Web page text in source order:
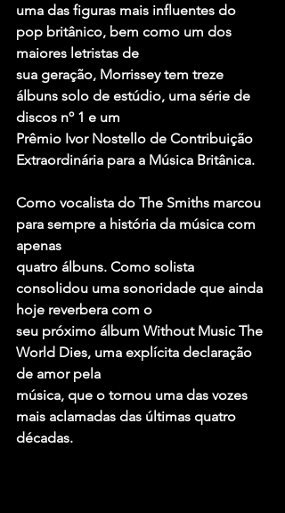
uma das figuras mais influentes do
pop britânico, bem como um dos
maiores letristas de
sua geração, Morrissey tem treze
álbuns solo de estúdio, uma série de
discos nº 1 e um
Prêmio Ivor Nostello de Contribuição
Extraordinária para a Música Britânica.
Como vocalista do The Smiths marcou
para sempre a história da música com
apenas
quatro álbuns. Como solista
consolidou uma sonoridade que ainda
hoje reverbera com o
seu próximo álbum Without Music The
World Dies, uma explícita declaração
de amor pela
música, que o tornou uma das vozes
mais aclamadas das últimas quatro
décadas.